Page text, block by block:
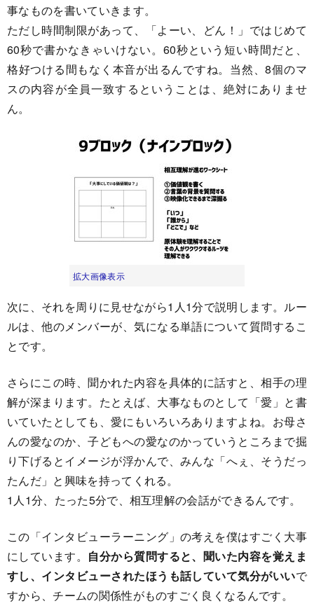
事なものを書いていきます。
ただし時間制限があって、「よーい、どん！」ではじめて
60秒で書かなきゃいけない。60秒という短い時間だと、
格好つける間もなく本音が出るんですね。当然、8個のマ
スの内容が全員一致するということは、絶対にありませ
ん。
拡大画像表示
次に、それを周りに見せながら1人1分で説明します。ルー
ルは、他のメンバーが、気になる単語について質問するこ
とです。
さらにこの時、聞かれた内容を具体的に話すと、相手の理
解が深まります。たとえば、大事なものとして「愛」と書
いていたとしても、愛にもいろいろありますよね。お母さ
んの愛なのか、子どもへの愛なのかっていうところまで掘
り下げるとイメージが浮かんで、みんな「へぇ、そうだっ
たんだ」と興味を持ってくれる。
1人1分、たった5分で、相互理解の会話ができるんです。
この「インタビューラーニング」の考えを僕はすごく大事
にしています。 自分から質問すると、聞いた内容を覚えま
すし、インタビューされたほうも話していて気分がいいで
すから、チームの関係性がものすごく良くなるんです。